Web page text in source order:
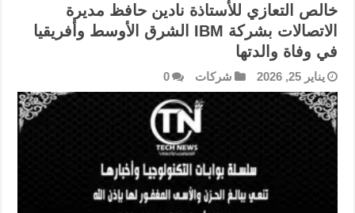
خالص التعازي للأستاذة نادين حافظ مديرة
الاتصالات بشركة IBM الشرق الأوسط وأفريقيا
في وفاة والدتها
يناير 25, 2026 شركات 0